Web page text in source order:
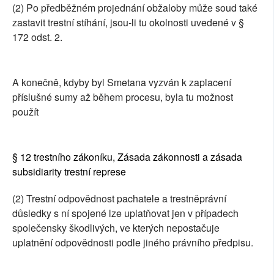
(2) Po předběžném projednání obžaloby může soud také
zastavit trestní stíhání, jsou-li tu okolnosti uvedené v §
172 odst. 2.
A konečně, kdyby byl Smetana vyzván k zaplacení
příslušné sumy až během procesu, byla tu možnost
použít
§ 12 trestního zákoníku, Zásada zákonnosti a zásada
subsidiarity trestní represe
(2) Trestní odpovědnost pachatele a trestněprávní
důsledky s ní spojené lze uplatňovat jen v případech
společensky škodlivých, ve kterých nepostačuje
uplatnění odpovědnosti podle jiného právního předpisu.